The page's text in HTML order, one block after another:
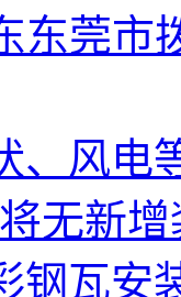
东莞市
、风电
无新
钢瓦安